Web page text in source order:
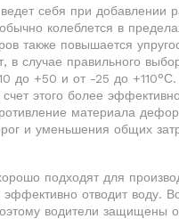
себя при добавлении
колеблется в
также повышается
в случае правильного
до +50 и от -25 до
этого более
материала
и уменьшения общих
подходят для
отводит воду.
водители защищены